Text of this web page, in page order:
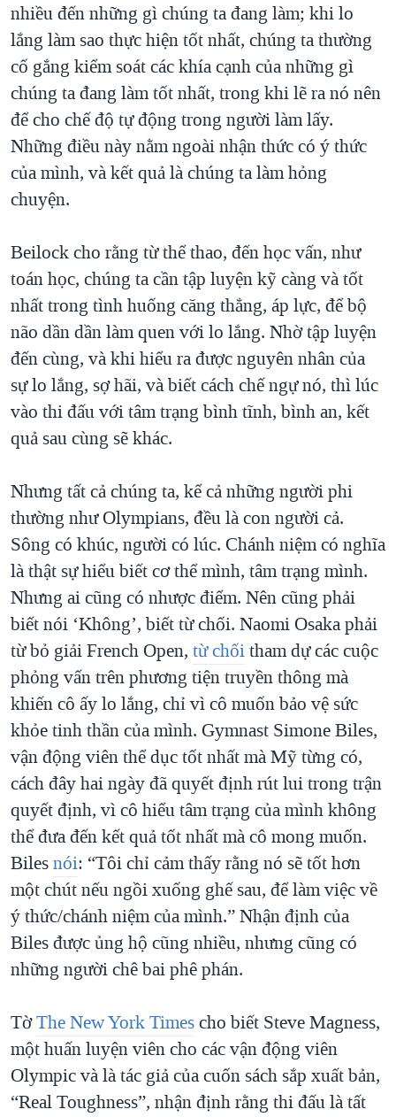
nhiều đến những gì chúng ta đang làm; khi lo
lắng làm sao thực hiện tốt nhất, chúng ta thường
cố gắng kiểm soát các khía cạnh của những gì
chúng ta đang làm tốt nhất, trong khi lẽ ra nó nên
để cho chế độ tự động trong người làm lấy.
Những điều này nằm ngoài nhận thức có ý thức
của mình, và kết quả là chúng ta làm hỏng
chuyện.
Beilock cho rằng từ thể thao, đến học vấn, như
toán học, chúng ta cần tập luyện kỹ càng và tốt
nhất trong tình huống căng thẳng, áp lực, để bộ
não dần dần làm quen với lo lắng. Nhờ tập luyện
đến cùng, và khi hiểu ra được nguyên nhân của
sự lo lắng, sợ hãi, và biết cách chế ngự nó, thì lúc
vào thi đấu với tâm trạng bình tĩnh, bình an, kết
quả sau cùng sẽ khác.
Nhưng tất cả chúng ta, kể cả những người phi
thường như Olympians, đều là con người cả.
Sông có khúc, người có lúc. Chánh niệm có nghĩa
là thật sự hiểu biết cơ thể mình, tâm trạng mình.
Nhưng ai cũng có nhược điểm. Nên cũng phải
biết nói ‘Không’, biết từ chối. Naomi Osaka phải
từ bỏ giải French Open, từ chốitham dự các cuộc
phỏng vấn trên phương tiện truyền thông mà
khiến cô ấy lo lắng, chỉ vì cô muốn bảo vệ sức
khỏe tinh thần của mình. Gymnast Simone Biles,
vận động viên thể dục tốt nhất mà Mỹ từng có,
cách đây hai ngày đã quyết định rút lui trong trận
quyết định, vì cô hiểu tâm trạng của mình không
thể đưa đến kết quả tốt nhất mà cô mong muốn.
Bilesnói: “Tôi chỉ cảm thấy rằng nó sẽ tốt hơn
một chút nếu ngồi xuống ghế sau, để làm việc về
ý thức/chánh niệm của mình.” Nhận định của
Biles được ủng hộ cũng nhiều, nhưng cũng có
những người chê bai phê phán.
TờThe New York Timescho biết Steve Magness,
một huấn luyện viên cho các vận động viên
Olympic và là tác giả của cuốn sách sắp xuất bản,
“Real Toughness”, nhận định rằng thi đấu là tất